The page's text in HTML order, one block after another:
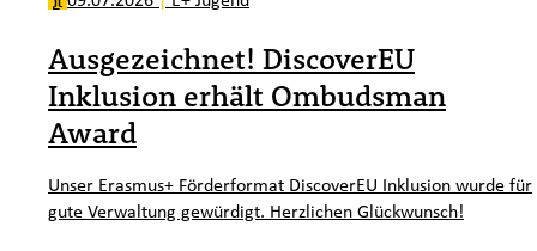
Ausgezeichnet! DiscoverEU
Inklusion erhält Ombudsman
Award
Unser Erasmus+ Förderformat DiscoverEU Inklusion wurde für
gute Verwaltung gewürdigt. Herzlichen Glückwunsch!